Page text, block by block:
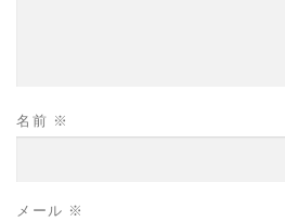
名前 ※
メール ※